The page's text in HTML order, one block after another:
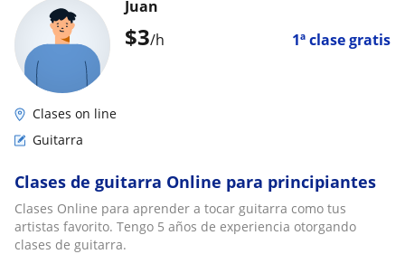
$3/h 1ª clase gratis
Juan
Clases on line
Guitarra
Clases de guitarra Online para principiantes
Clases Online para aprender a tocar guitarra como tus
artistas favorito. Tengo 5 años de experiencia otorgando
clases de guitarra.